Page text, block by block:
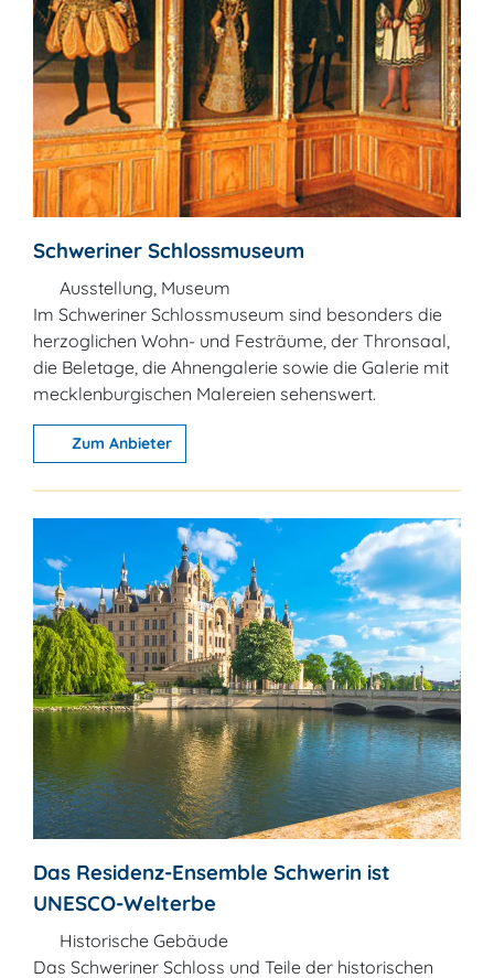
Schweriner Schlossmuseum
Ausstellung, Museum
Im Schweriner Schlossmuseum sind besonders die
herzoglichen Wohn- und Festräume, der Thronsaal,
die Beletage, die Ahnengalerie sowie die Galerie mit
mecklenburgischen Malereien sehenswert.
Zum Anbieter
Das Residenz-Ensemble Schwerin ist
UNESCO-Welterbe
Historische Gebäude
Das Schweriner Schloss und Teile der historischen